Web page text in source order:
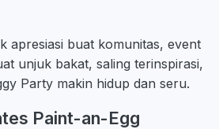
apresiasi buat komunitas, event
unjuk bakat, saling terinspirasi,
Party makin hidup dan seru.
Paint-an-Egg